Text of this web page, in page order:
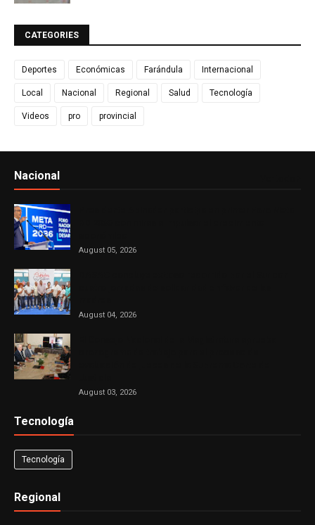
CATEGORIES
Deportes Económicas Farándula Internacional
Local Nacional Regional Salud Tecnología
Videos pro provincial
Nacional
August 05, 2026
August 04, 2026
August 03, 2026
Tecnología
Tecnología
Regional